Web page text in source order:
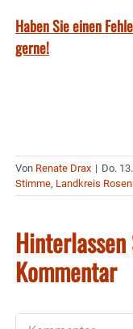
Haben Sie einen
gerne!
Von Renate Drax | Do.
Stimme, Landkreis
Kommentar